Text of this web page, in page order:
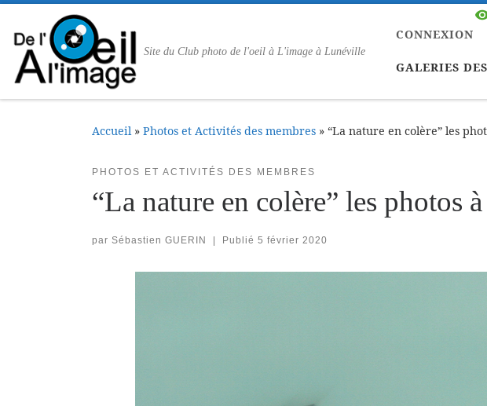
Passer au contenu
Site du Club photo de l'oeil à L'image à Lunéville
CONNEXION
GALERIES
Accueil » Photos et Activités des membres » “La nature en colère” les
PHOTOS ET ACTIVITÉS DES MEMBRES
“La nature en colère” les photos
par Sébastien GUERIN | Publié 5 février 2020